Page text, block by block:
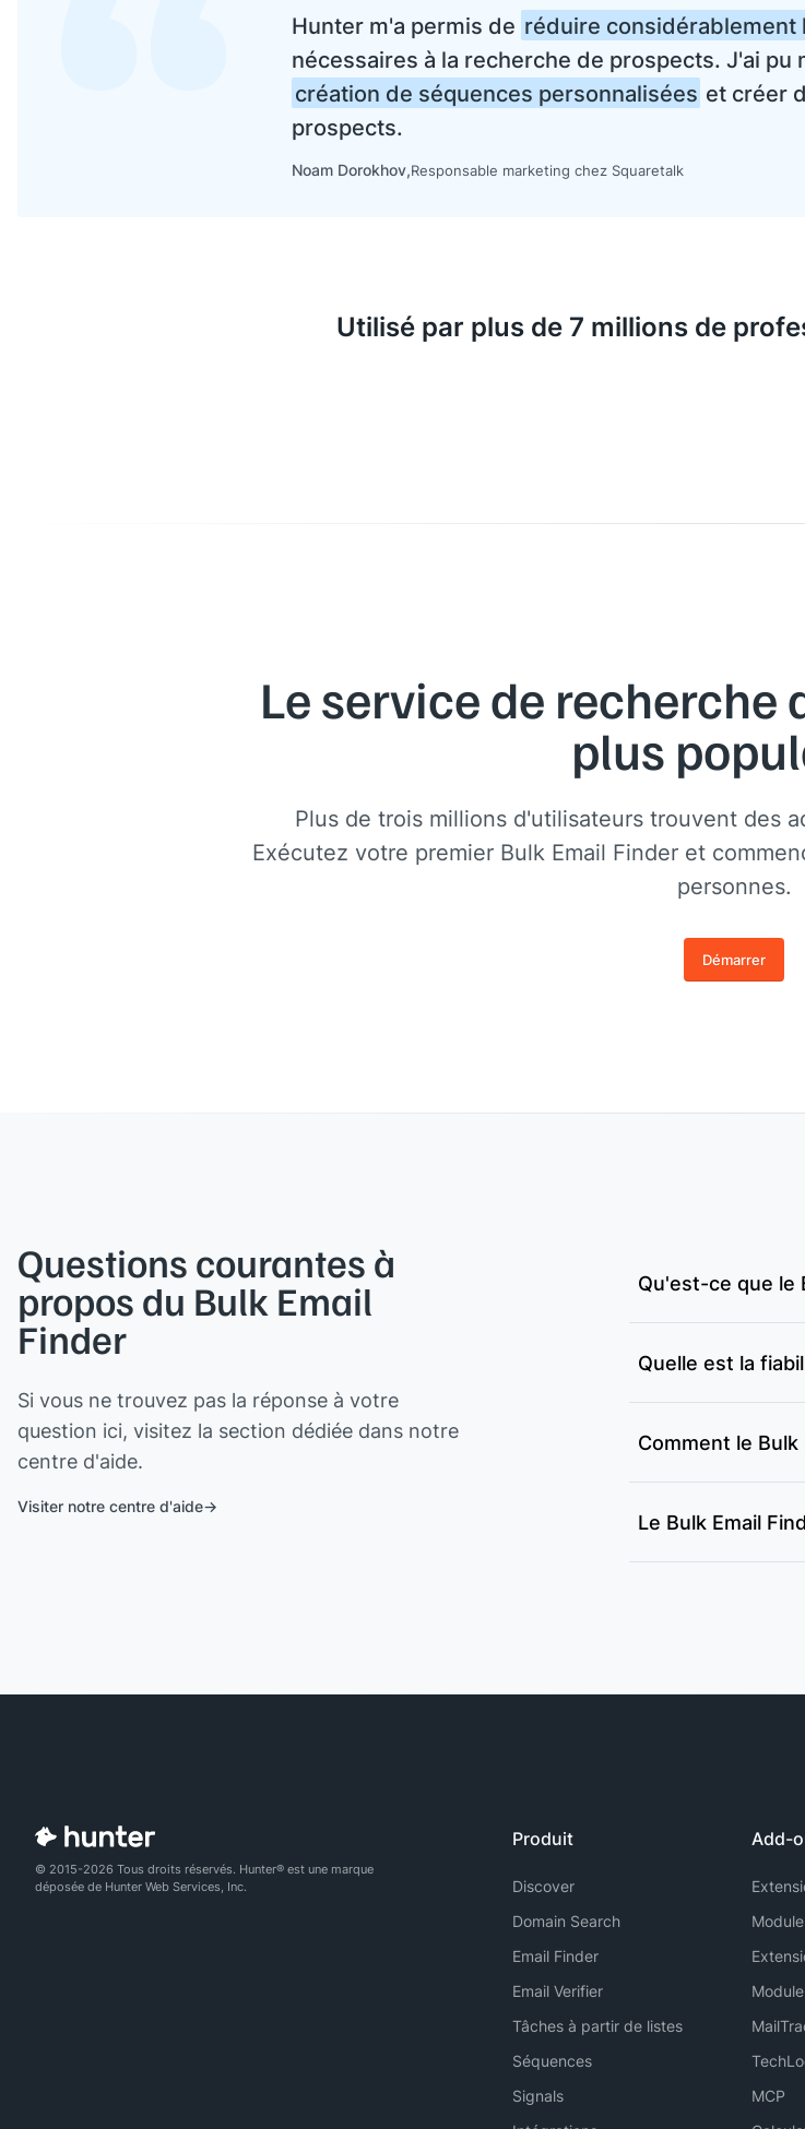
Hunter m'a permis de réduire
nécessaires à la recherche de prospects. J'ai pu
création de séquences personnalisées et créer
prospects.
Noam Dorokhov Responsable marketing chez Squaretalk
Utilisé par plus de 7 millions de
Le service de recherche
plus
Plus de trois millions d'utilisateurs trouvent des
Exécutez votre premier Bulk Email Finder et
personnes.
Démarrer
Questions courantes à
propos du Bulk Email
Finder
Si vous ne trouvez pas la réponse à votre
question ici, visitez la section dédiée dans notre
centre d'aide.
Visiter notre centre d'aide
Qu'est-ce que le
Quelle est la
Comment le
Le Bulk Email
© 2015-2026 Tous droits réservés. Hunter® est une marque
déposée de Hunter Web Services, Inc.
Produit
Discover
Domain Search
Email Finder
Email Verifier
Tâches à partir de listes
Séquences
Signals
Add-
MCP